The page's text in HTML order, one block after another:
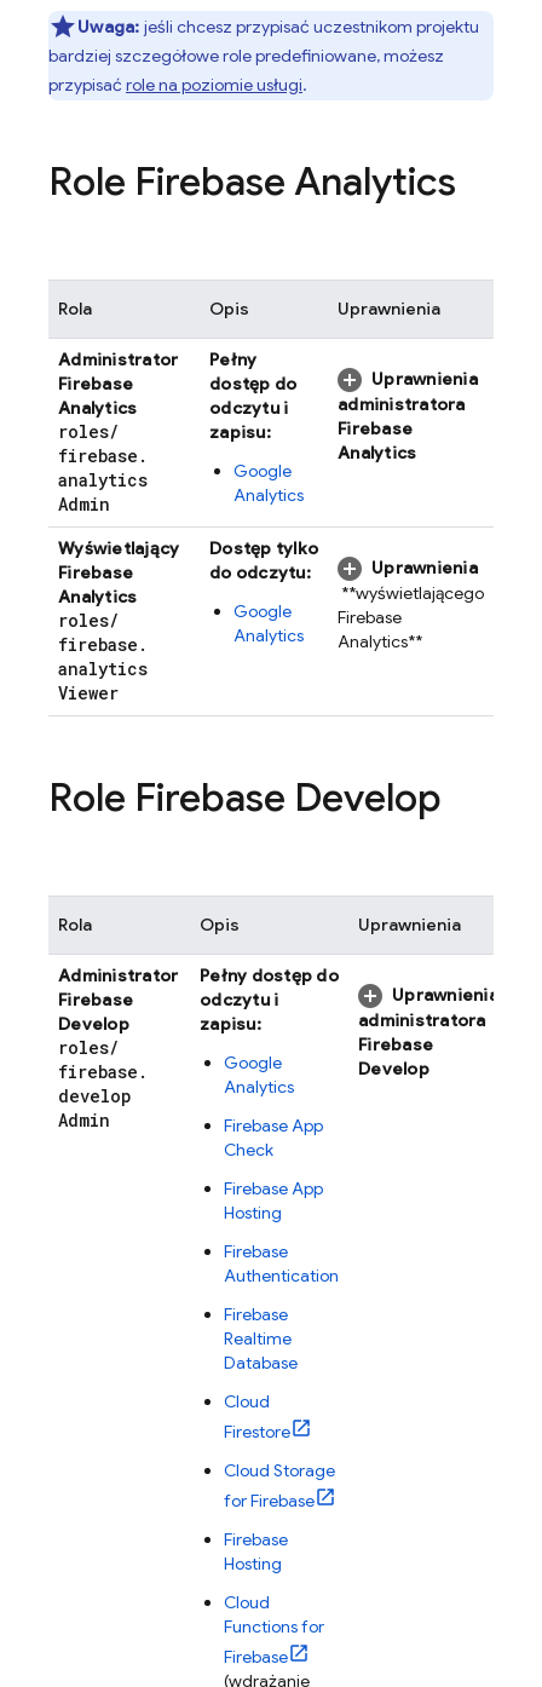
Uwaga: jeśli chcesz przypisać uczestnikom projektu
bardziej szczegółowe role predefiniowane, możesz
przypisać role na poziomie usługi.
Role Firebase Analytics
Rola Opis Uprawnienia
Administrator
Firebase
Analytics
roles/
firebase .
analytics
Admin
Pełny
dostęp do
odczytu i
zapisu:
Google
Analytics
Uprawnienia
administratora
Firebase
Analytics
Wyświetlający
Firebase
Analytics
roles/
firebase .
analytics
Viewer
Dostęp tylko
do odczytu:
Google
Analytics
Uprawnienia
**wyświetlającego
Firebase
Analytics**
Role Firebase Develop
Rola Opis Uprawnienia
Administrator
Firebase
Develop
roles/
firebase .
develop
Admin
Pełny dostęp do
odczytu i
zapisu:
Google
Analytics
Firebase App
Check
Firebase App
Hosting
Firebase
Authentication
Firebase
Realtime
Database
Cloud
Firestore
Cloud Storage
for Firebase
Firebase
Hosting
Cloud
Functions for
Firebase
(wdrażanie
Uprawnienia
administratora
Firebase
Develop